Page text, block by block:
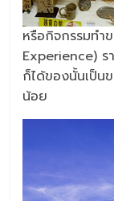
หรือกิจกรรมทำ
Experience) ร
ก็ได้ของนั้นเป็น
น้อย